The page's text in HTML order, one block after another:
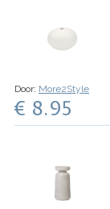
Door: More2Style
€ 8.95